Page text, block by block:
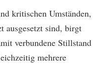
kritischen Umständen,
ausgesetzt sind, birgt
verbundene Stillstand
mehrere